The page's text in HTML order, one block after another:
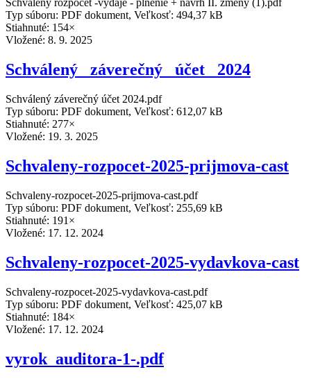
Schválený rozpočet -výdaje - plnenie + návrh II. zmeny (1).pdf
Typ súboru: PDF dokument, Veľkosť: 494,37 kB
Stiahnuté: 154×
Vložené: 8. 9. 2025
Schválený _záverečný_ účet_ 2024
Schválený záverečný účet 2024.pdf
Typ súboru: PDF dokument, Veľkosť: 612,07 kB
Stiahnuté: 277×
Vložené: 19. 3. 2025
Schvaleny-rozpocet-2025-prijmova-cast
Schvaleny-rozpocet-2025-prijmova-cast.pdf
Typ súboru: PDF dokument, Veľkosť: 255,69 kB
Stiahnuté: 191×
Vložené: 17. 12. 2024
Schvaleny-rozpocet-2025-vydavkova-cast
Schvaleny-rozpocet-2025-vydavkova-cast.pdf
Typ súboru: PDF dokument, Veľkosť: 425,07 kB
Stiahnuté: 184×
Vložené: 17. 12. 2024
vyrok_auditora-1-.pdf